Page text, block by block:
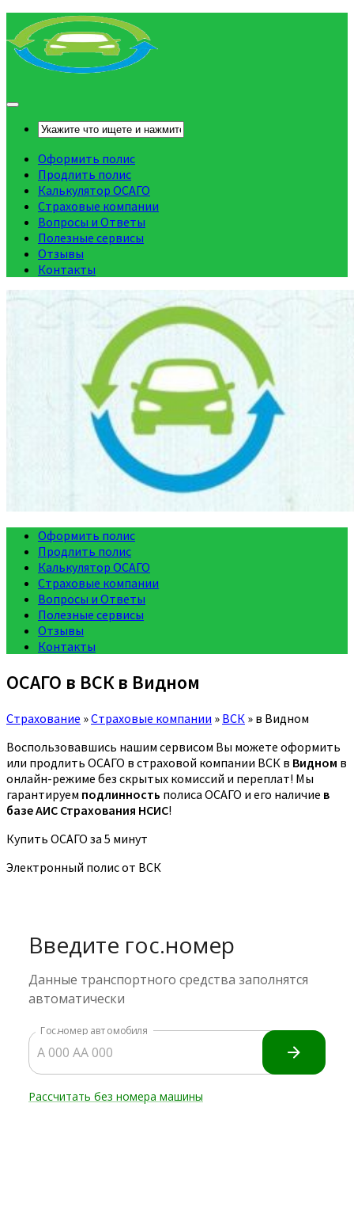
Оформить полис
Продлить полис
Калькулятор ОСАГО
Страховые компании
Вопросы и Ответы
Полезные сервисы
Отзывы
Контакты
Оформить полис
Продлить полис
Калькулятор ОСАГО
Страховые компании
Вопросы и Ответы
Полезные сервисы
Отзывы
Контакты
ОСАГО в ВСК в Видном
Страхование »Страховые компании » ВСК » в Видном
Воспользовавшись нашим сервисом Вы можете оформить
или продлить ОСАГО в страховой компании ВСК в Видном в
онлайн-режиме без скрытых комиссий и переплат! Мы
гарантируем подлинность полиса ОСАГО и его наличие в
базе АИС Страхования НСИС!
Купить ОСАГО за 5 минут
Электронный полис от ВСК